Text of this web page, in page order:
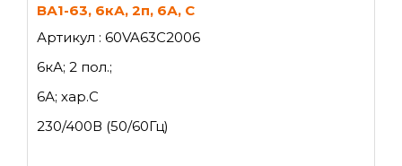
ВА1-63, 6кА, 2п, 6А, C
Артикул : 60VA63C2006
6кА; 2 пол.;
6А; хар.C
230/400В (50/60Гц)